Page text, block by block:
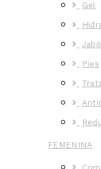
Gel
Pies
FEMENINA